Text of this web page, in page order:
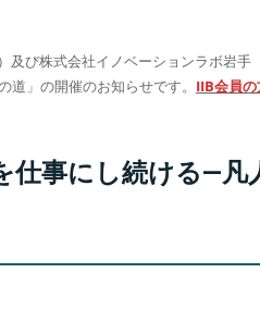
及び株式会社イノベーションラボ岩
」の開催のお知らせです。 IIB会員の
仕事にし続ける―